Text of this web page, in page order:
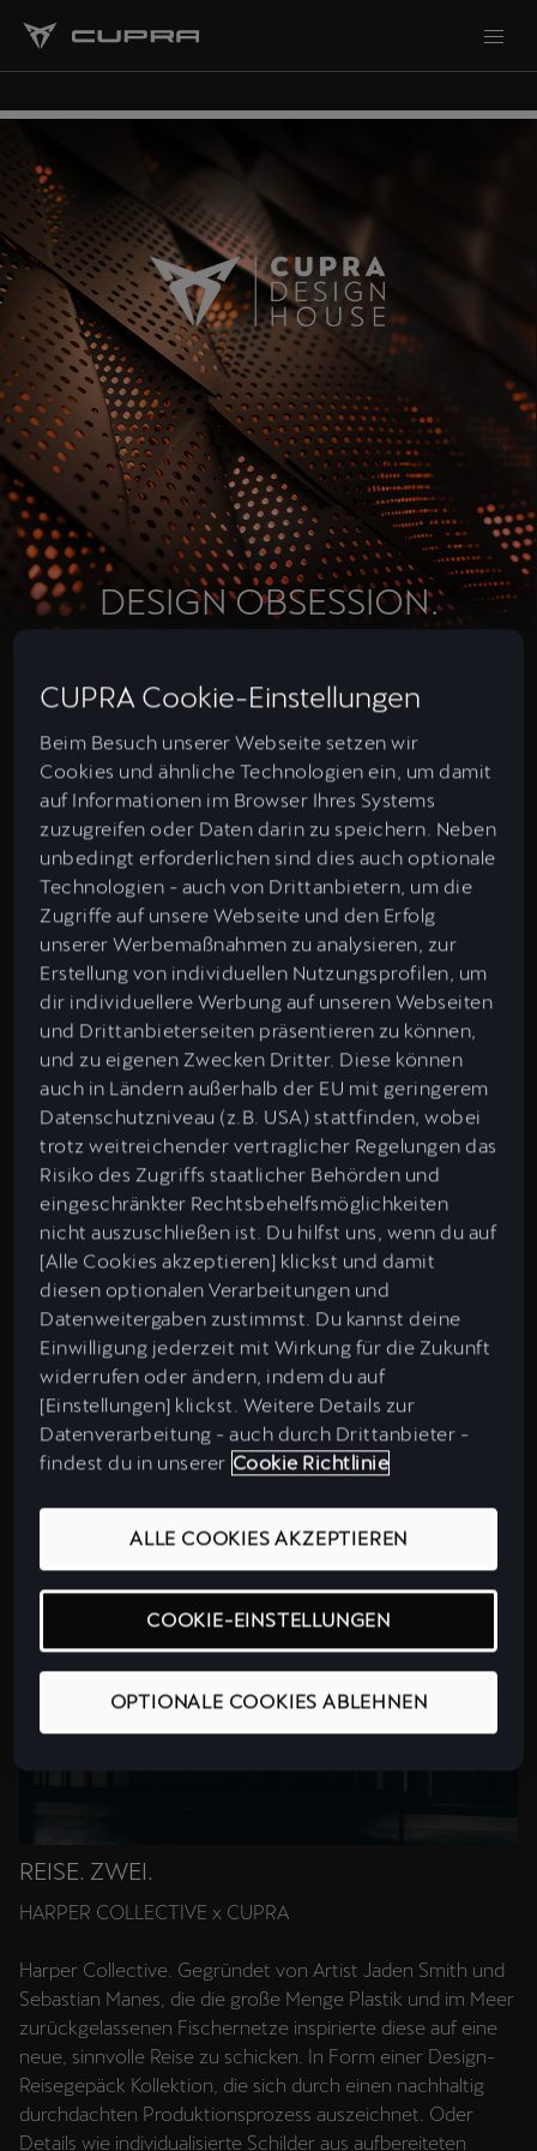
DESIGN OBSESSION.
CUPRA DESIGN HOUSE.
Gelungenes Design löst Gefühle aus. Es provoziert eine
emotionale Reaktion. Im CUPRA DESIGN HOUSE folgen
wir der Obsession sie hervorzurufen.
FAR BEYOND CARS. Und wir werden nicht aufhören, es zu
tun. Warum auch. Der CUPRA Tribe liebt es .
REISE. ZWEI.
HARPER COLLECTIVE x CUPRA
Harper Collective. Gegründet von Artist Jaden Smith und
Sebastian Manes, die die große Menge Plastik und im Meer
zurückgelassenen Fischernetze inspirierte diese auf eine
neue, sinnvolle Reise zu schicken. In Form einer Design-
Reisegepäck Kollektion, die sich durch einen nachhaltig
durchdachten Produktionsprozess auszeichnet. Oder
Details wie individualisierte Schilder aus aufbereiteten
CUPRA Cookie-Einstellungen
Beim Besuch unserer Webseite setzen wir
Cookies und ähnliche Technologien ein, um damit
auf Informationen im Browser Ihres Systems
zuzugreifen oder Daten darin zu speichern. Neben
unbedingt erforderlichen sind dies auch optionale
Technologien - auch von Drittanbietern, um die
Zugriffe auf unsere Webseite und den Erfolg
unserer Werbemaßnahmen zu analysieren, zur
Erstellung von individuellen Nutzungsprofilen, um
dir individuellere Werbung auf unseren Webseiten
und Drittanbieterseiten präsentieren zu können,
und zu eigenen Zwecken Dritter. Diese können
auch in Ländern außerhalb der EU mit geringerem
Datenschutzniveau (z.B. USA) stattfinden, wobei
trotz weitreichender vertraglicher Regelungen das
Risiko des Zugriffs staatlicher Behörden und
eingeschränkter Rechtsbehelfsmöglichkeiten
nicht auszuschließen ist. Du hilfst uns, wenn du auf
[Alle Cookies akzeptieren] klickst und damit
diesen optionalen Verarbeitungen und
Datenweitergaben zustimmst. Du kannst deine
Einwilligung jederzeit mit Wirkung für die Zukunft
widerrufen oder ändern, indem du auf
[Einstellungen] klickst. Weitere Details zur
Datenverarbeitung - auch durch Drittanbieter -
findest du in unserer Cookie Richtlinie
OPTIONALE COOKIES ABLEHNEN
ALLE COOKIES AKZEPTIEREN
COOKIE-EINSTELLUNGEN